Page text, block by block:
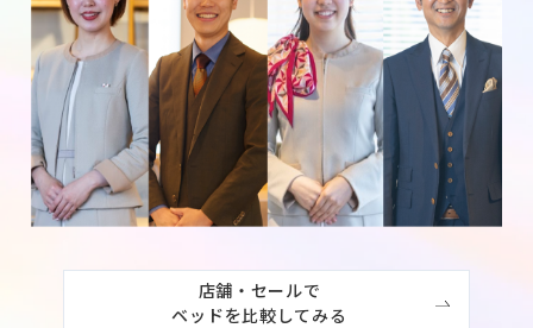
店舗・セールで
ベッドを比較してみる